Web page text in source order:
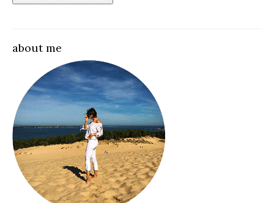
about me